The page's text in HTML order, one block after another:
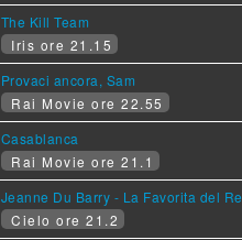
The Kill Team
Iris ore 21.15
Provaci ancora, Sam
Rai Movie ore 22.55
Casablanca
Rai Movie ore 21.1
Jeanne Du Barry - La Favorita del Re
Cielo ore 21.2